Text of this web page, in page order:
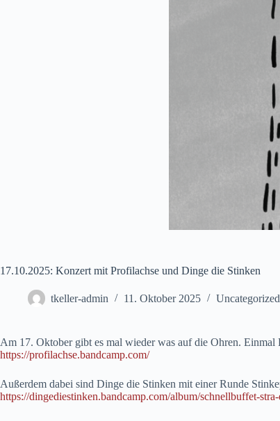
17.10.2025: Konzert mit Profilachse und Dinge die Stinken
tkeller-admin 11. Oktober 2025 Uncategorized
Am 17. Oktober gibt es mal wieder was auf die Ohren.
https://profilachse.bandcamp.com/
Außerdem dabei sind Dinge die Stinken mit einer Runde
https://dingediestinken.bandcamp.com/album/schnellbuffet-stra-